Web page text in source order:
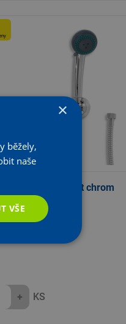
minisouprava Fast chrom
+ KS
×
běžely,
naše
VŠE